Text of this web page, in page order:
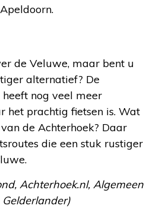
de Veluwe, maar bent u
alternatief? De
nog veel meer
het prachtig fietsen is. Wat
de Achterhoek? Daar
die een stuk rustiger
Achterhoek.nl, Algemeen